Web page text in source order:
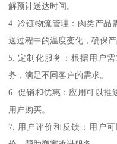
解预计送达时间。
4. 冷链物流管理：肉类产品
送过程中的温度变化，确保产
5. 定制化服务：根据用户
务，满足不同客户的需求。
6. 促销和优惠：应用可以推
用户购买。
7. 用户评价和反馈：用户